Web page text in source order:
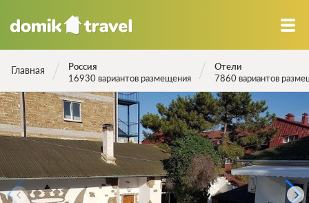
Главная
Россия
16930 вариантов размещения
Отели
7860 вариантов